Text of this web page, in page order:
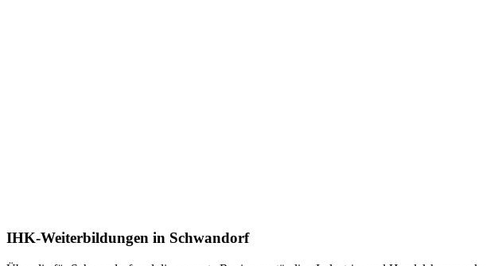
IHK-Weiterbildungen in Schwandorf